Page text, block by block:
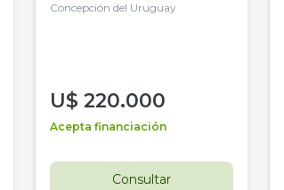
Concepción del Uruguay
U$ 220.000
Acepta financiación
Consultar